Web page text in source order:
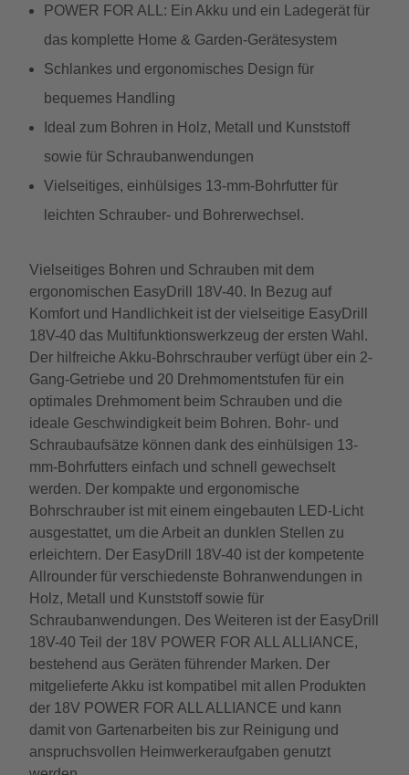
POWER FOR ALL: Ein Akku und ein Ladegerät für
das komplette Home & Garden-Gerätesystem
Schlankes und ergonomisches Design für
bequemes Handling
Ideal zum Bohren in Holz, Metall und Kunststoff
sowie für Schraubanwendungen
Vielseitiges, einhülsiges 13-mm-Bohrfutter für
leichten Schrauber- und Bohrerwechsel.
Vielseitiges Bohren und Schrauben mit dem
ergonomischen EasyDrill 18V-40. In Bezug auf
Komfort und Handlichkeit ist der vielseitige EasyDrill
18V-40 das Multifunktionswerkzeug der ersten Wahl.
Der hilfreiche Akku-Bohrschrauber verfügt über ein 2-
Gang-Getriebe und 20 Drehmomentstufen für ein
optimales Drehmoment beim Schrauben und die
ideale Geschwindigkeit beim Bohren. Bohr- und
Schraubaufsätze können dank des einhülsigen 13-
mm-Bohrfutters einfach und schnell gewechselt
werden. Der kompakte und ergonomische
Bohrschrauber ist mit einem eingebauten LED-Licht
ausgestattet, um die Arbeit an dunklen Stellen zu
erleichtern. Der EasyDrill 18V-40 ist der kompetente
Allrounder für verschiedenste Bohranwendungen in
Holz, Metall und Kunststoff sowie für
Schraubanwendungen. Des Weiteren ist der EasyDrill
18V-40 Teil der 18V POWER FOR ALL ALLIANCE,
bestehend aus Geräten führender Marken. Der
mitgelieferte Akku ist kompatibel mit allen Produkten
der 18V POWER FOR ALL ALLIANCE und kann
damit von Gartenarbeiten bis zur Reinigung und
anspruchsvollen Heimwerkeraufgaben genutzt